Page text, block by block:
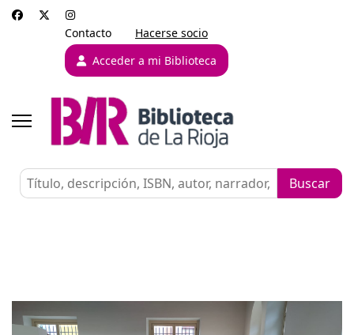
Contacto
Hacerse socio
Acceder a mi Biblioteca